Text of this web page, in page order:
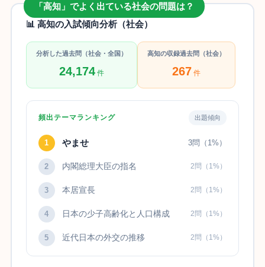
「高知」でよく出ている社会の問題は？
📊 高知の入試傾向分析（社会）
分析した過去問（社会・全国）
24,174件
高知の収録過去問（社会）
267 件
頻出テーマランキング 出題傾向
1 やませ 3問（1%）
2 内閣総理大臣の指名 2問（1%）
3 本居宣長 2問（1%）
4 日本の少子高齢化と人口構成 2問（1%）
5 近代日本の外交の推移 2問（1%）